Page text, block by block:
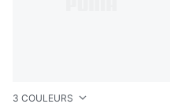
3 COULEURS